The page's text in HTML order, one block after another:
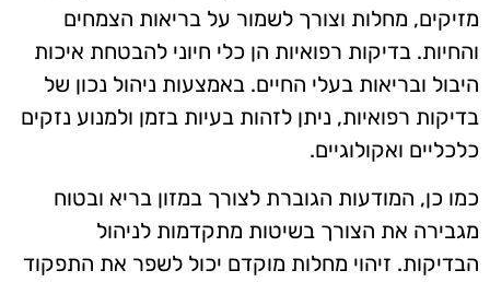
מזיקים, מחלות וצורך לשמור על בריאות הצמחים
והחיות. בדיקות רפואיות הן כלי חיוני להבטחת איכות
היבול ובריאות בעלי החיים. באמצעות ניהול נכון של
בדיקות רפואיות, ניתן לזהות בעיות בזמן ולמנוע נזקים
כלכליים ואקולוגיים.
כמו כן, המודעות הגוברת לצורך במזון בריא ובטוח
מגבירה את הצורך בשיטות מתקדמות לניהול
הבדיקות. זיהוי מחלות מוקדם יכול לשפר את התפקוד